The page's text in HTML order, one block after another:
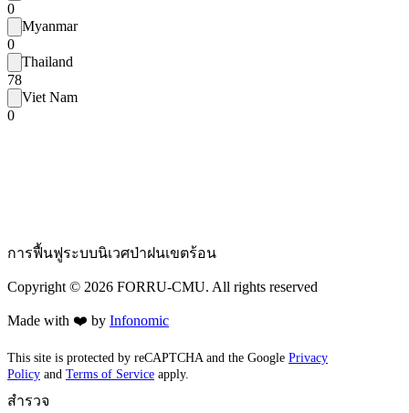
0
Myanmar
0
Thailand
78
Viet Nam
0
การฟื้นฟูระบบนิเวศป่าฝนเขตร้อน
Copyright © 2026 FORRU-CMU. All rights reserved
Made with ❤️ by Infonomic
This site is protected by reCAPTCHA and the Google Privacy
Policy and Terms of Service apply.
สำรวจ